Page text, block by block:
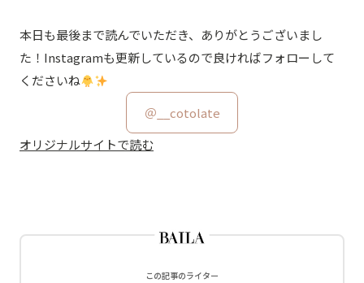
本日も最後まで読んでいただき、ありがとうございまし
た！Instagramも更新しているので良ければフォローして
くださいね
＠__cotolate
オリジナルサイトで読む
この記事のライター